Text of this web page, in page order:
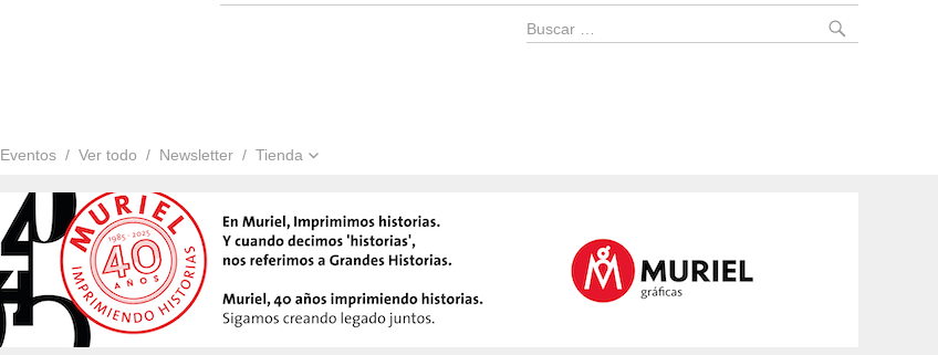
Eventos Ver todo Newsletter Tienda
Buscar